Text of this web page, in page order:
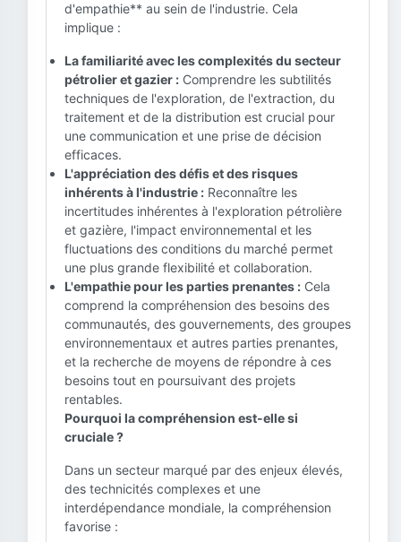
d'empathie** au sein de l'industrie. Cela
implique :
La familiarité avec les complexités du secteur
pétrolier et gazier : Comprendre les subtilités
techniques de l'exploration, de l'extraction, du
traitement et de la distribution est crucial pour
une communication et une prise de décision
efficaces.
L'appréciation des défis et des risques
inhérents à l'industrie : Reconnaître les
incertitudes inhérentes à l'exploration pétrolière
et gazière, l'impact environnemental et les
fluctuations des conditions du marché permet
une plus grande flexibilité et collaboration.
L'empathie pour les parties prenantes : Cela
comprend la compréhension des besoins des
communautés, des gouvernements, des groupes
environnementaux et autres parties prenantes,
et la recherche de moyens de répondre à ces
besoins tout en poursuivant des projets
rentables.
Pourquoi la compréhension est-elle si
cruciale ?
Dans un secteur marqué par des enjeux élevés,
des technicités complexes et une
interdépendance mondiale, la compréhension
favorise :